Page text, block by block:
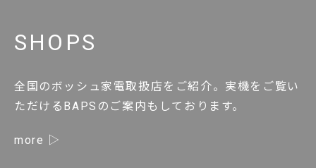
SHOPS
全国のボッシュ家電取扱店をご紹介。実機をご覧い
ただけるBAPSのご案内もしております。
more